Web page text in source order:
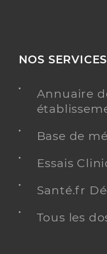
NOS SERVICES
Annuaire
Base de
Essais
Santé.fr
Tous les